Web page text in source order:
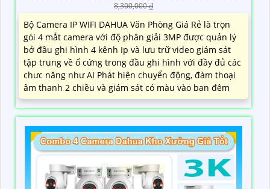
8,300,000 ₫
Bộ Camera IP WIFI DAHUA Văn Phòng Giá Rẻ là trọn
gói 4 mắt camera với độ phân giải 3MP được quản lý
bở đầu ghi hình 4 kênh Ip và lưu trữ video giám sát
tập trung về ổ cứng trong đầu ghi hình với đầy đủ các
chưc năng như AI Phát hiện chuyển động, đàm thoại
âm thanh 2 chiều và giám sát có màu vào ban đêm